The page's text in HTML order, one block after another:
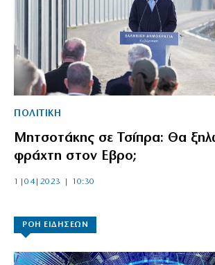
ΠΟΛΙΤΙΚΗ
Μητσοτάκης σε Τσίπρα: Θα
φράχτη στον Εβρο;
1|04|2023 | 10:30
ΡΟΗ ΕΙΔΗΣΕΩΝ